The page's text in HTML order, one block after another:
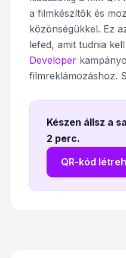
a filmkészítők és
közönségükkel. Ez
lefed, amit tudnia
Developer
filmreklámozáshoz.
Készen állsz a
2 perc.
QR-kód